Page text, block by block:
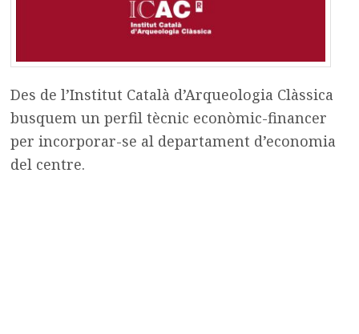
Des de l’Institut Català d’Arqueologia Clàssica
busquem un perfil tècnic econòmic-financer
per incorporar-se al departament d’economia
del centre.